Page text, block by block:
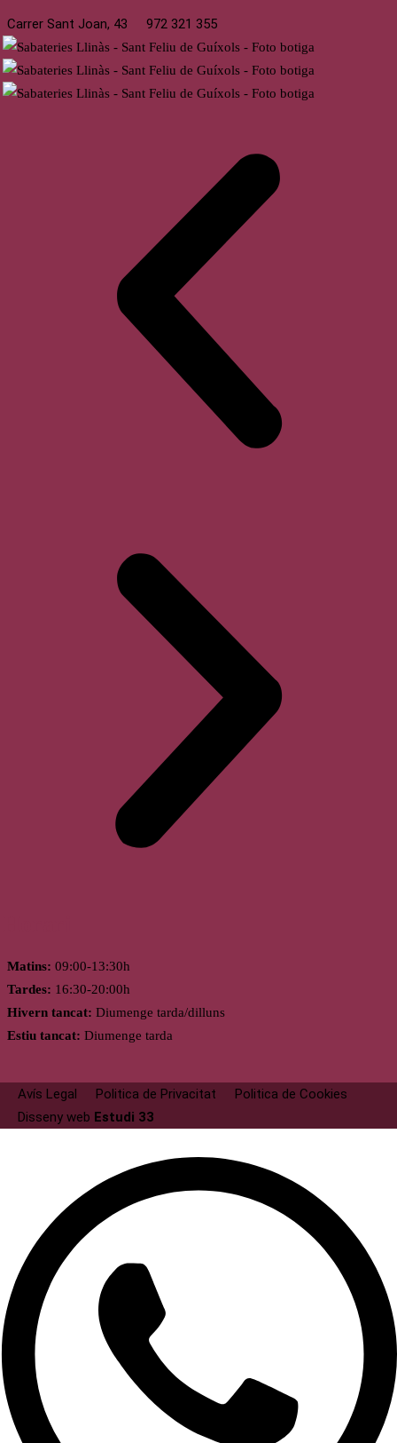
Carrer Sant Joan, 43 972 321 355
Matins: 09:00-13:30h
Tardes: 16:30-20:00h
Hivern tancat: Diumenge tarda/dilluns
Estiu tancat: Diumenge tarda
Avís Legal Politica de Privacitat
Politica de Cookies
Disseny web Estudi 33